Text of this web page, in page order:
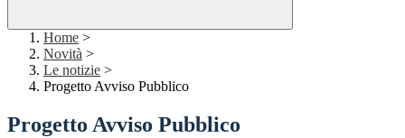
Home >
Novità >
Le notizie >
Progetto Avviso Pubblico
Progetto Avviso Pubblico